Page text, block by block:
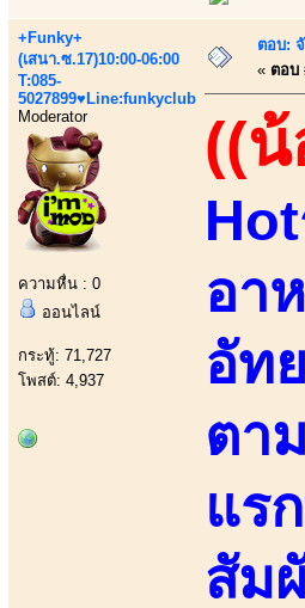
+Funky+
(เสนา.ซ.17)10:00-06:00
T:085-
5027899♥Line:funkyclub
Moderator
ความหื่น : 0
ออนไลน์
กระทู้: 71,727
โพสต์: 4,937
ตอบ:
« ตอบ
((
อา
อัท
ตา
แร
สัม